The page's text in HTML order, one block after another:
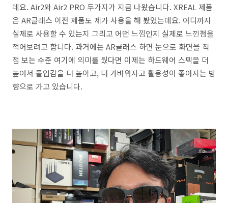
데요. Air2와 Air2 PRO 두가지가 지금 나왔습니다. XREAL 제품
은 AR글래스 이전 제품도 제가 사용을 해 봤었는데요. 어디까지
실제로 사용할 수 있는지 그리고 어떤 느낌인지 실제로 느낀점을
적어보려고 합니다. 과거에는 AR글래스 하면 눈으로 화면을 직
접 보는 수준 여기에 의미를 뒀다면 이제는 하드웨어 스펙을 더
높여서 몰입감을 더 높이고, 더 가벼워지고 활용성이 좋아지는 방
향으로 가고 있습니다.